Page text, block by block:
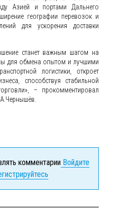
Азией и портами Дальнего
географии перевозок и
для ускорения доставки
станет важным шагом на
для обмена опытом и лучшими
логистики, откроет
способствуя стабильной
– прокомментировал
комментарииВойдите